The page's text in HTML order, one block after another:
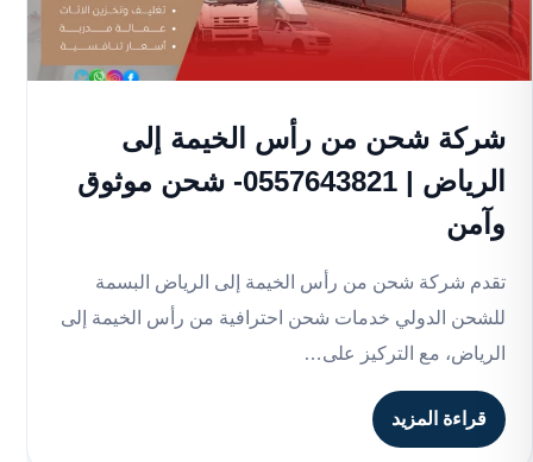
شركة شحن من رأس الخيمة إلى
الرياض | 0557643821- شحن موثوق
وآمن
تقدم شركة شحن من رأس الخيمة إلى الرياض البسمة
للشحن الدولي خدمات شحن احترافية من رأس الخيمة إلى
الرياض، مع التركيز على…
قراءة المزيد